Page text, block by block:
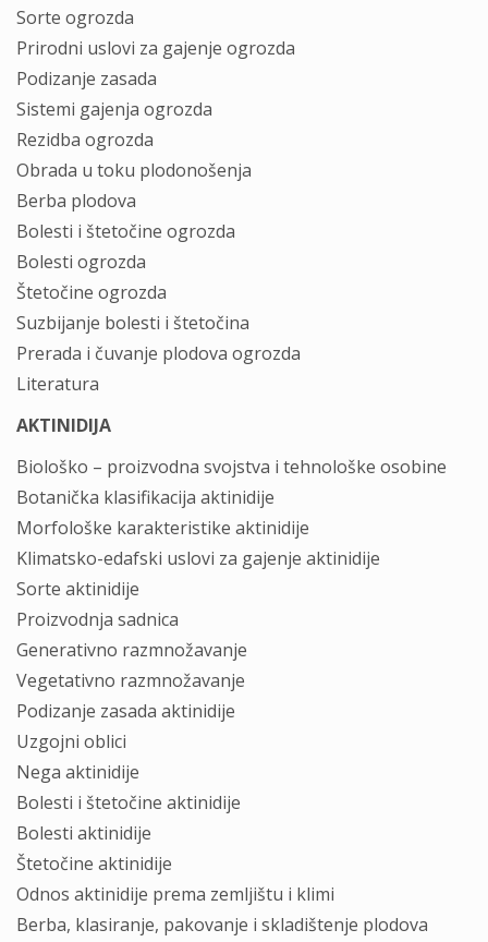
Sorte ogrozda
Prirodni uslovi za gajenje ogrozda
Podizanje zasada
Sistemi gajenja ogrozda
Rezidba ogrozda
Obrada u toku plodonošenja
Berba plodova
Bolesti i štetočine ogrozda
Bolesti ogrozda
Štetočine ogrozda
Suzbijanje bolesti i štetočina
Prerada i čuvanje plodova ogrozda
Literatura
AKTINIDIJA
Biološko – proizvodna svojstva i tehnološke osobine
Botanička klasifikacija aktinidije
Morfološke karakteristike aktinidije
Klimatsko-edafski uslovi za gajenje aktinidije
Sorte aktinidije
Proizvodnja sadnica
Generativno razmnožavanje
Vegetativno razmnožavanje
Podizanje zasada aktinidije
Uzgojni oblici
Nega aktinidije
Bolesti i štetočine aktinidije
Bolesti aktinidije
Štetočine aktinidije
Odnos aktinidije prema zemljištu i klimi
Berba, klasiranje, pakovanje i skladištenje plodova